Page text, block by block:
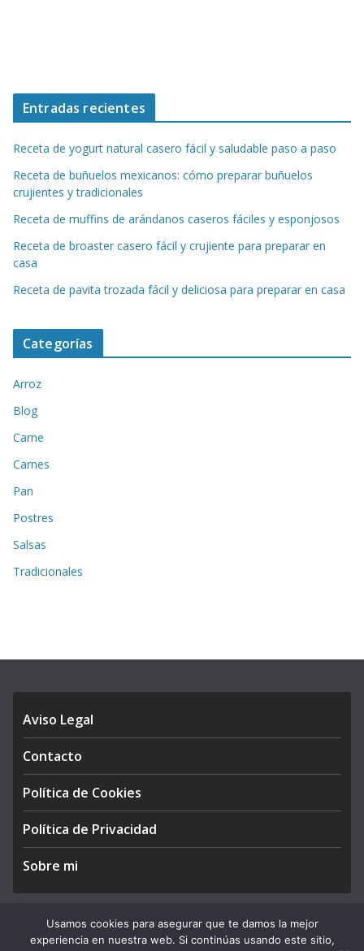
Entradas recientes
Receta de yogurt natural casero fácil y saludable paso a paso
Receta de buñuelos mexicanos: cómo preparar buñuelos
crujientes y tradicionales
Receta de muffins de arándanos caseros fáciles y esponjosos
Receta de broaster casero fácil y crujiente para preparar en
casa
Receta de pavita trozada fácil y deliciosa para preparar en casa
Categorías
Arroz
Blog
Carne
Carnes
Pan
Postres
Salsas
Tradicionales
Aviso Legal
Contacto
Política de Cookies
Política de Privacidad
Sobre mi
Usamos cookies para asegurar que te damos la mejor
experiencia en nuestra web. Si continúas usando este sitio,